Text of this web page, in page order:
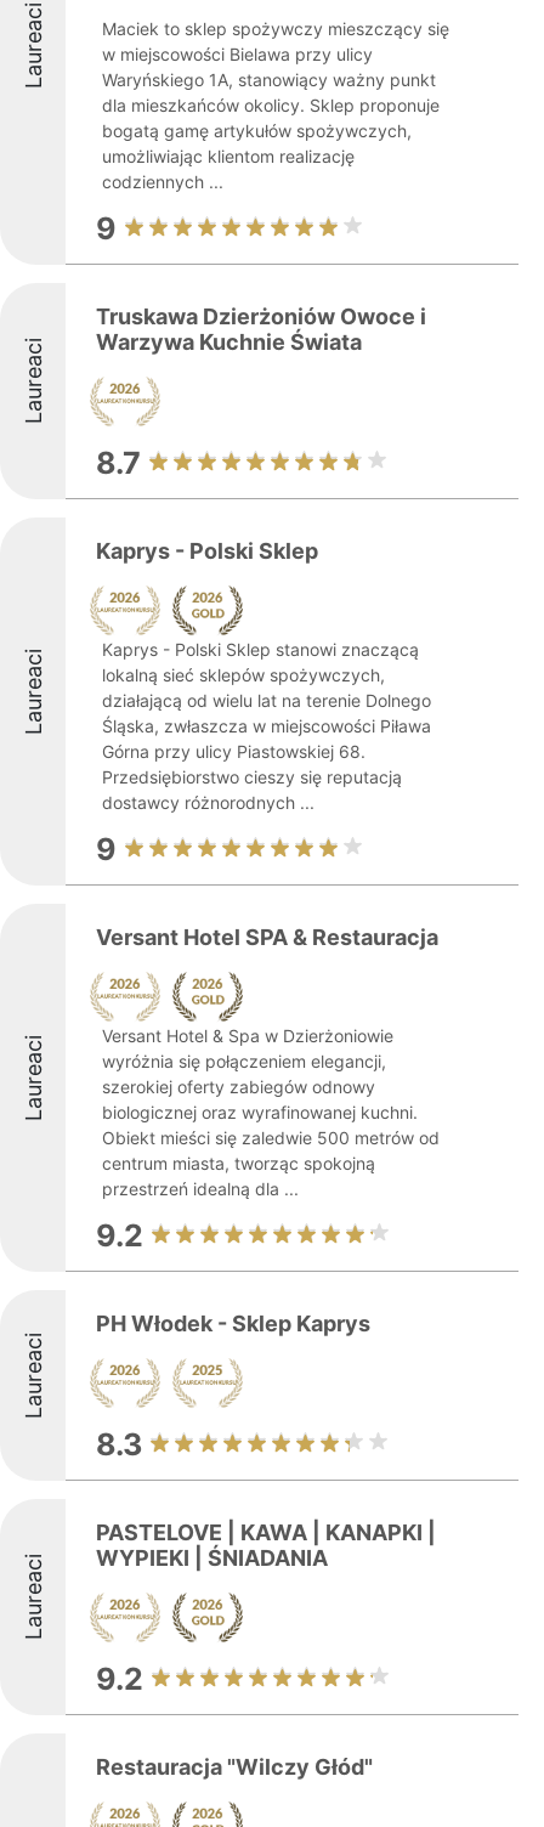
Laureaci
Maciek to sklep spożywczy mieszczący się
w miejscowości Bielawa przy ulicy
Waryńskiego 1A, stanowiący ważny punkt
dla mieszkańców okolicy. Sklep proponuje
bogatą gamę artykułów spożywczych,
umożliwiając klientom realizację
codziennych ...
9
Laureaci
Truskawa Dzierżoniów Owoce i
Warzywa Kuchnie Świata
8.7
Laureaci
Kaprys - Polski Sklep
Kaprys - Polski Sklep stanowi znaczącą
lokalną sieć sklepów spożywczych,
działającą od wielu lat na terenie Dolnego
Śląska, zwłaszcza w miejscowości Piława
Górna przy ulicy Piastowskiej 68.
Przedsiębiorstwo cieszy się reputacją
dostawcy różnorodnych ...
9
Laureaci
Versant Hotel SPA & Restauracja
Versant Hotel & Spa w Dzierżoniowie
wyróżnia się połączeniem elegancji,
szerokiej oferty zabiegów odnowy
biologicznej oraz wyrafinowanej kuchni.
Obiekt mieści się zaledwie 500 metrów od
centrum miasta, tworząc spokojną
przestrzeń idealną dla ...
9.2
Laureaci
PH Włodek - Sklep Kaprys
8.3
Laureaci
PASTELOVE | KAWA | KANAPKI |
WYPIEKI | ŚNIADANIA
9.2
Restauracja "Wilczy Głód"